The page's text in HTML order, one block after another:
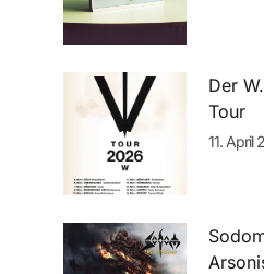
Der
Tour
11. April